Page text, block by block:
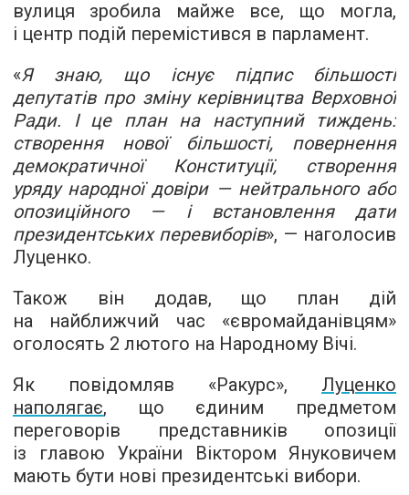
вулиця зробила майже все, що могла,
і центр подій перемістився в парламент.
«Я знаю, що існує підпис більшості
депутатів про зміну керівництва Верховної
Ради. І це план на наступний тиждень:
створення нової більшості, повернення
демократичної Конституції, створення
уряду народної довіри — нейтрального або
опозиційного — і встановлення дати
президентських перевиборів», — наголосив
Луценко.
Також він додав, що план дій
на найближчий час «євромайданівцям»
оголосять 2 лютого на Народному Вічі.
Як повідомляв «Ракурс», Луценко
наполягає, що єдиним предметом
переговорів представників опозиції
із главою України Віктором Януковичем
мають бути нові президентські вибори.